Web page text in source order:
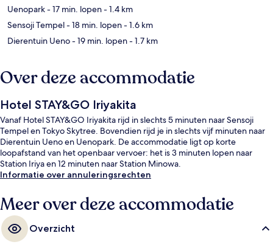
Uenopark- 17 min. lopen- 1.4 km
Sensoji Tempel- 18 min. lopen- 1.6 km
Dierentuin Ueno- 19 min. lopen- 1.7 km
Over deze accommodatie
Hotel STAY&GO Iriyakita
Vanaf Hotel STAY&GO Iriyakita rijd in slechts 5 minuten naar Sensoji
Tempel en Tokyo Skytree. Bovendien rijd je in slechts vijf minuten naar
Dierentuin Ueno en Uenopark. De accommodatie ligt op korte
loopafstand van het openbaar vervoer: het is 3 minuten lopen naar
Station Iriya en 12 minuten naar Station Minowa.
Informatie over annuleringsrechten
Meer over deze accommodatie
Overzicht